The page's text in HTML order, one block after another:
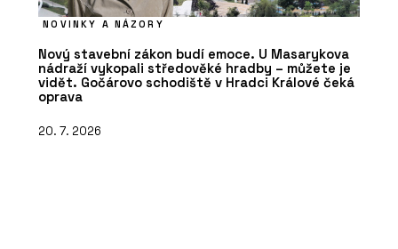
NOVINKY A NÁZORY
Nový stavební zákon budí emoce. U Masarykova
nádraží vykopali středověké hradby – můžete je
vidět. Gočárovo schodiště v Hradci Králové čeká
oprava
20. 7. 2026